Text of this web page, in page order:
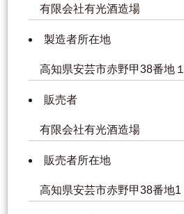
有限会社有光酒造場
製造者所在地
高知県安芸市赤野甲38番地１
販売者
有限会社有光酒造場
販売者所在地
高知県安芸市赤野甲38番地1